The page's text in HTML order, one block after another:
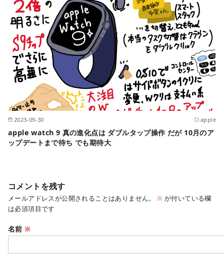
2023-09-30 apple
apple watch 9 真の進化点は ダブルタップ操作 だが 10月のア
ップデートまで待ち でも期待大
コメントを残す
メールアドレスが公開されることはありません。 ※ が付いている欄
は必須項目です
名前※